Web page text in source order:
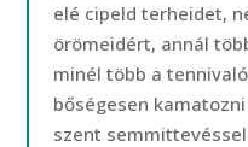
elé cipeld terheidet,
örömeidért, annál
minél több a
bőségesen
szent